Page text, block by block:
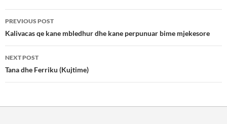
Post
navigation
PREVIOUS POST
Kalivacas qe kane mbledhur dhe kane perpunuar bime mjekesore
NEXT POST
Tana dhe Ferriku (Kujtime)